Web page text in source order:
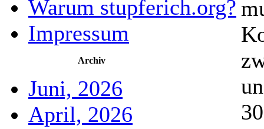
Warum stupferich.org?
Impressum
Archiv
Juni, 2026
April, 2026